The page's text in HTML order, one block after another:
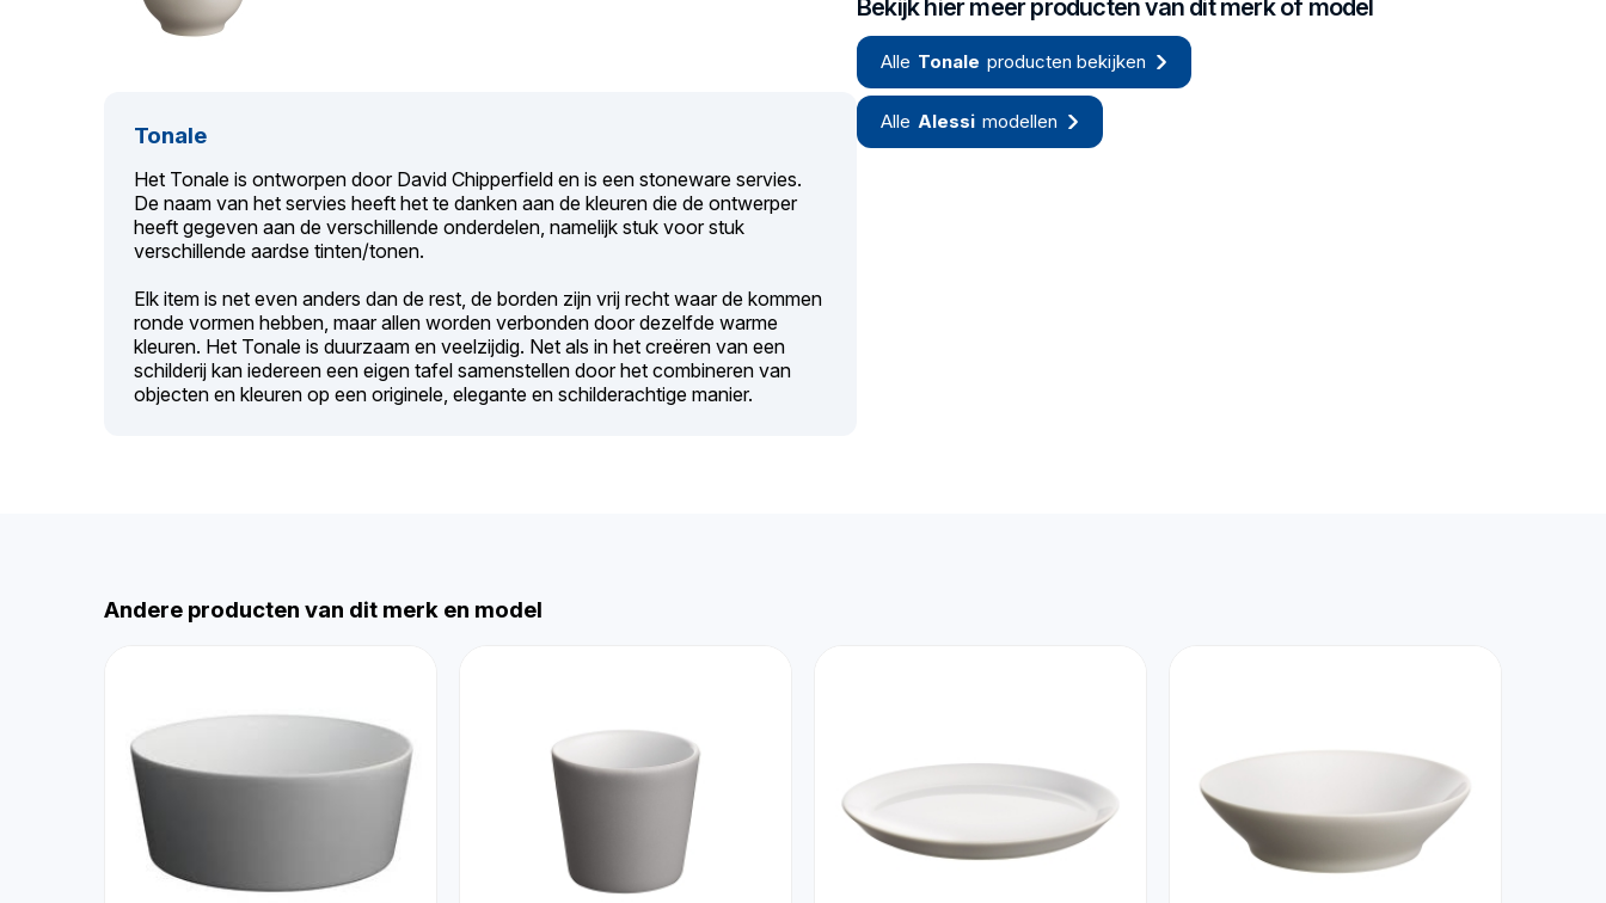
Tonale
Het Tonale is ontworpen door David Chipperfield en is een stoneware servies.
De naam van het servies heeft het te danken aan de kleuren die de ontwerper
heeft gegeven aan de verschillende onderdelen, namelijk stuk voor stuk
verschillende aardse tinten/tonen.
Elk item is net even anders dan de rest, de borden zijn vrij recht waar de kommen
ronde vormen hebben, maar allen worden verbonden door dezelfde warme
kleuren. Het Tonale is duurzaam en veelzijdig. Net als in het creëren van een
schilderij kan iedereen een eigen tafel samenstellen door het combineren van
objecten en kleuren op een originele, elegante en schilderachtige manier.
Bekijk hier meer producten van dit merk of model
Alle Tonale producten bekijken
Alle Alessi modellen
Andere producten van dit merk en model